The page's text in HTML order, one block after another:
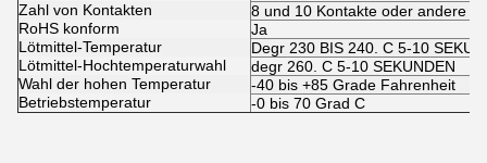
Zahl von Kontakten
8 und 10 Kontakte oder andere
RoHS konform
Ja
Lötmittel-Temperatur
Degr 230 BIS 240. C 5-10
Lötmittel-Hochtemperaturwahl
degr 260. C 5-10 SEKUNDEN
Wahl der hohen Temperatur
-40 bis +85 Grade Fahrenheit
Betriebstemperatur
-0 bis 70 Grad C